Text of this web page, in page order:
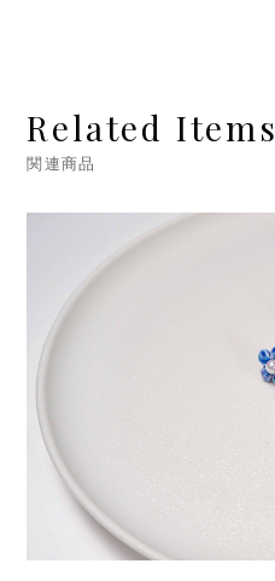
Related Items
関連商品